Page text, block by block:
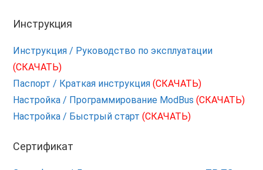
Инструкция
Инструкция / Руководство по эксплуатации
(СКАЧАТЬ)
Паспорт / Краткая инструкция(СКАЧАТЬ)
Настройка / Программирование ModBus(СКАЧАТЬ)
Настройка / Быстрый старт(СКАЧАТЬ)
Сертификат